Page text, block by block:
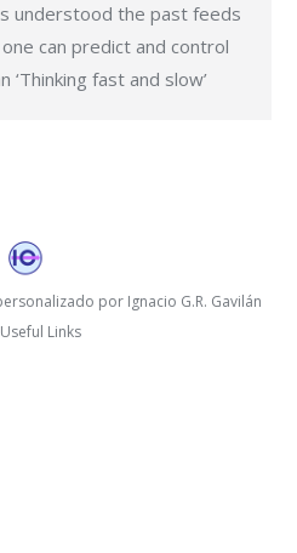
understood the past feeds
can predict and control
‘Thinking fast and slow’
por Ignacio G.R. Gavilán
Useful Links